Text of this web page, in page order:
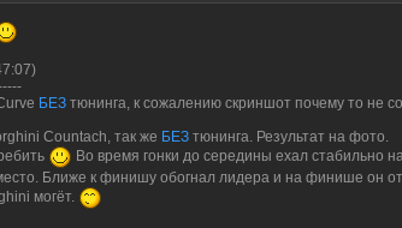
БЕЗ тюнинга, к сожалению скриншот почему то не
Countach, так же БЕЗ тюнинга. Результат на фото.
Во время гонки до середины ехал стабильно
Ближе к финишу обогнал лидера и на финише он
могёт.